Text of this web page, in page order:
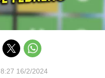
8:27 16/2/2024